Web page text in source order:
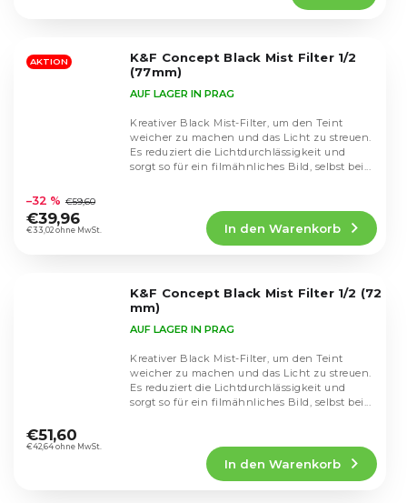
Sternen.
AKTION
K&F Concept Black Mist Filter 1/2
(77mm)
durchschnittliche
Produktbewertung
ist
AUF LAGER IN PRAG
€33,02 ohne MwSt.
–32 % €59,60
€39,96
In den Warenkorb
Kreativer Black Mist-Filter, um den Teint
weicher zu machen und das Licht zu streuen.
Es reduziert die Lichtdurchlässigkeit und
sorgt so für ein filmähnliches Bild, selbst bei...
K&F Concept Black Mist Filter 1/2 (72
mm)
durchschnittliche
Produktbewertung
AUF LAGER IN PRAG
€42,64 ohne MwSt.
€51,60
In den Warenkorb
Kreativer Black Mist-Filter, um den Teint
weicher zu machen und das Licht zu streuen.
Es reduziert die Lichtdurchlässigkeit und
sorgt so für ein filmähnliches Bild, selbst bei...